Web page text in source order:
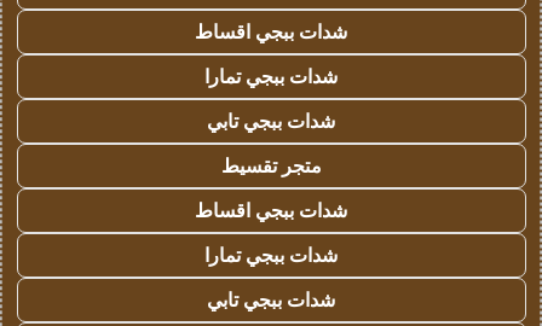
شدات ببجي اقساط
شدات ببجي تمارا
شدات ببجي تابي
متجر تقسيط
شدات ببجي اقساط
شدات ببجي تمارا
شدات ببجي تابي